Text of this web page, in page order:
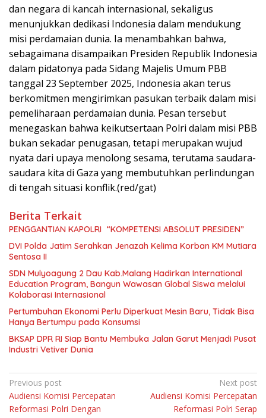
dan negara di kancah internasional, sekaligus
menunjukkan dedikasi Indonesia dalam mendukung
misi perdamaian dunia. Ia menambahkan bahwa,
sebagaimana disampaikan Presiden Republik Indonesia
dalam pidatonya pada Sidang Majelis Umum PBB
tanggal 23 September 2025, Indonesia akan terus
berkomitmen mengirimkan pasukan terbaik dalam misi
pemeliharaan perdamaian dunia. Pesan tersebut
menegaskan bahwa keikutsertaan Polri dalam misi PBB
bukan sekadar penugasan, tetapi merupakan wujud
nyata dari upaya menolong sesama, terutama saudara-
saudara kita di Gaza yang membutuhkan perlindungan
di tengah situasi konflik.(red/gat)
Berita Terkait
PENGGANTIAN KAPOLRI “KOMPETENSI ABSOLUT PRESIDEN”
DVI Polda Jatim Serahkan Jenazah Kelima Korban KM Mutiara
Sentosa II
SDN Mulyoagung 2 Dau Kab.Malang Hadirkan International
Education Program, Bangun Wawasan Global Siswa melalui
Kolaborasi Internasional
Pertumbuhan Ekonomi Perlu Diperkuat Mesin Baru, Tidak Bisa
Hanya Bertumpu pada Konsumsi
BKSAP DPR RI Siap Bantu Membuka Jalan Garut Menjadi Pusat
Industri Vetiver Dunia
Navigasi
pos
Previous post
Audiensi Komisi Percepatan
Reformasi Polri Dengan
Next post
Audiensi Komisi Percepatan
Reformasi Polri Serap